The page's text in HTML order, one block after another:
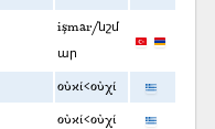
işmar/նշմ
ար
οὐκί<οὐχί
οὐκί<οὐχί